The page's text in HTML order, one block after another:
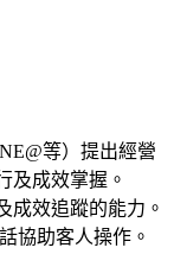
等）提出經營
及成效掌握。
成效追蹤的能力。
協助客人操作。